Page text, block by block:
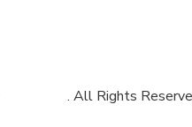
. All Rights